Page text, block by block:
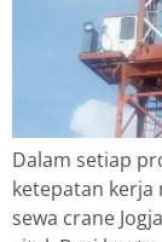
Dalam setiap
ketepatan kerja
sewa crane